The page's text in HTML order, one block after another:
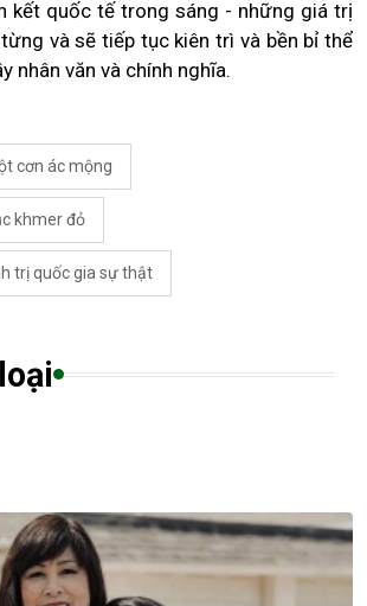
kết quốc tế trong sáng - những giá trị
và sẽ tiếp tục kiên trì và bền bỉ thể
nhân văn và chính nghĩa.
cơn ác mộng
khmer đỏ
trị quốc gia sự thật